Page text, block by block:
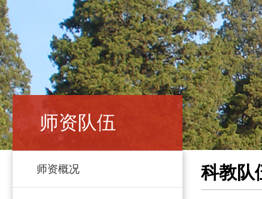
师资队伍
师资概况 科教队